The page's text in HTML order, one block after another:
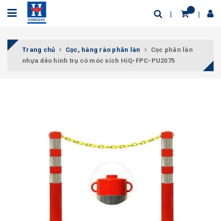
Trang chủ Cọc, hàng rào phân làn
Cọc phân làn
nhựa dẻo hình trụ có móc xích HiQ-FPC-PU2075